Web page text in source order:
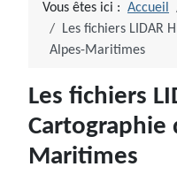
Vous êtes ici : Accueil
Les fichiers LIDAR
Alpes-Maritimes
Les fichiers
Cartographie
Maritimes